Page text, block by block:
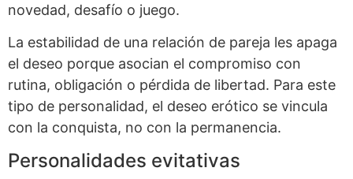
novedad, desafío o juego.
La estabilidad de una relación de pareja les apaga
el deseo porque asocian el compromiso con
rutina, obligación o pérdida de libertad. Para este
tipo de personalidad, el deseo erótico se vincula
con la conquista, no con la permanencia.
Personalidades evitativas